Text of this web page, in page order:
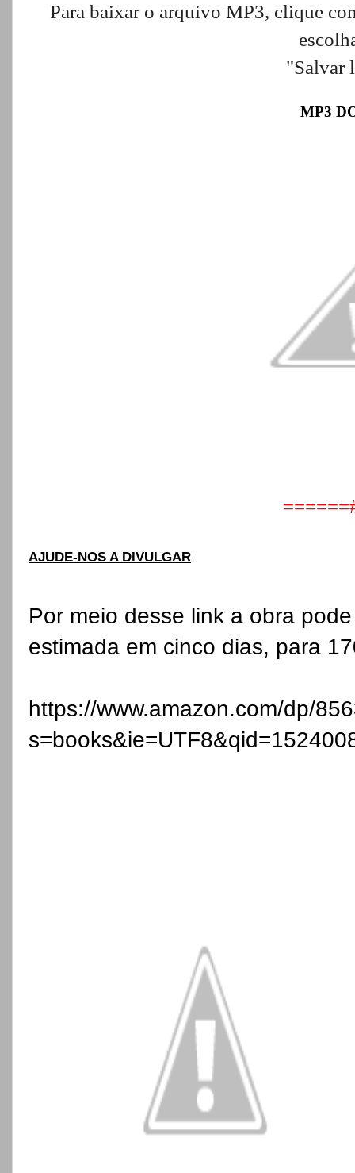
Para baixar o arquivo MP3, clique
"Salvar
MP3
AJUDE-NOS A DIVULGAR
Por meio desse link a obra
estimada em cinco dias, para
https://www.amazon.com/dp/